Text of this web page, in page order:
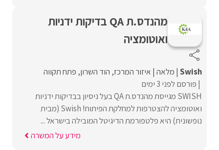
מהנדס.ת QA בדיקות ידניות
ואוטומציה
Swish מלאה איזור המרכז הוד השרון פתח תקווה
פורסם לפני 3 ימים
SWISH מגייסת מהנדס.ת QA בעל ניסיון בבדיקות ידניות
ואוטומציה להצטרפות למחלקת הפיתוח! Swish (מבית
נופשונית) היא פלטפורמת הדיגיטל המובילה בישראל ...
מידע על המשרה